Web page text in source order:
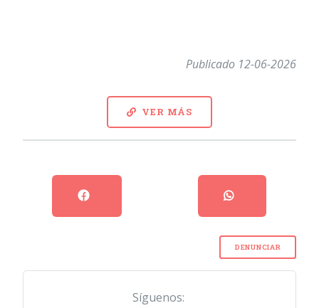
Publicado 12-06-2026
VER MÁS
DENUNCIAR
Síguenos: